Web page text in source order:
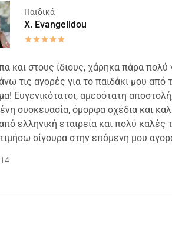
Παιδικά
X. Evangelidou
και στους ίδιους, χάρηκα πάρα πολύ
τις αγορές για το παιδάκι μου από
Ευγενικότατοι, αμεσότατη
συσκευασία, όμορφα σχέδια και
ελληνική εταιρεία και πολύ καλές
σίγουρα στην επόμενη μου